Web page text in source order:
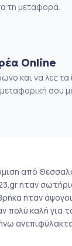
τη μεταφορά.
Online
και να λες τα
σου με
από
ήταν
ήταν
πολύ καλή για